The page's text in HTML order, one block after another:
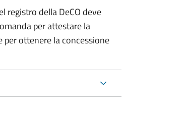
registro della DeCO deve
per attestare la
ottenere la concessione